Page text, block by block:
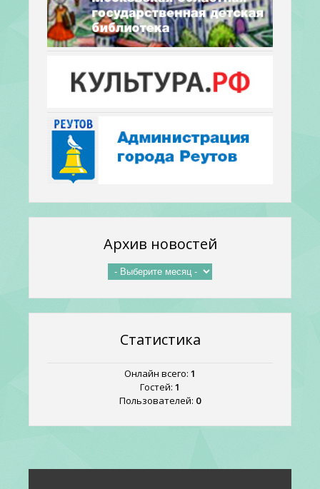
Архив новостей
Статистика
Онлайн всего: 1
Гостей: 1
Пользователей: 0